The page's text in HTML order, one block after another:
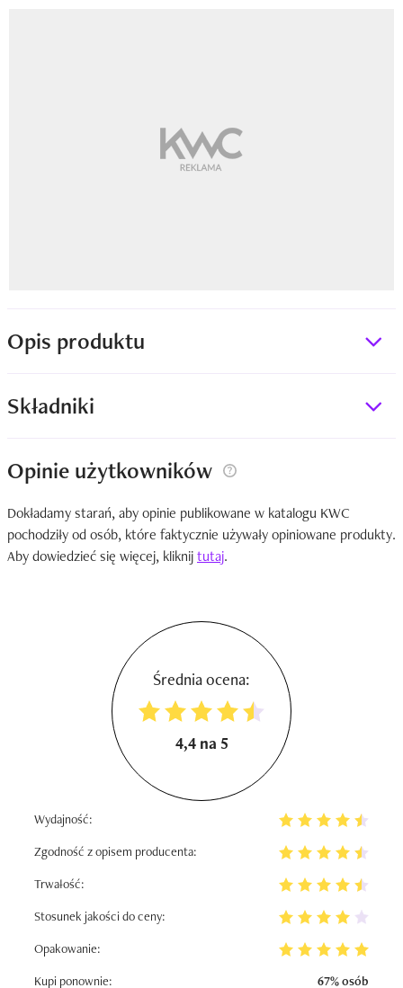
Opis produktu
Składniki
Opinie użytkowników
Dokładamy starań, aby opinie publikowane w katalogu KWC
pochodziły od osób, które faktycznie używały opiniowane produkty.
Aby dowiedzieć się więcej, kliknijtutaj.
Średnia ocena:
4,4 na 5
Wydajność:
Zgodność z opisem producenta:
Trwałość:
Stosunek jakości do ceny:
Opakowanie:
Kupi ponownie:
67% osób